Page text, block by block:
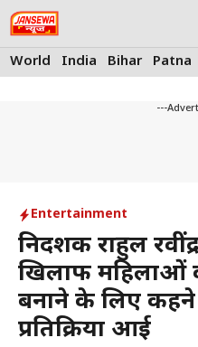
Skip
to
content
World India Bihar Patna
---
Entertainment
निर्देशक राहुल
खिलाफ महिलाओं
बनाने के लिए कहने
प्रतिक्रिया आई